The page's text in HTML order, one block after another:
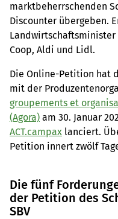
marktbeherrschenden
Discounter übergeben.
Landwirtschaftsminister
Coop, Aldi und Lidl.
Die Online-Petition hat
mit der
groupements et
(Agora) am 30. Januar
ACT.campax lanciert.
Petition innert zwölf
Die fünf
der Petition des
SBV